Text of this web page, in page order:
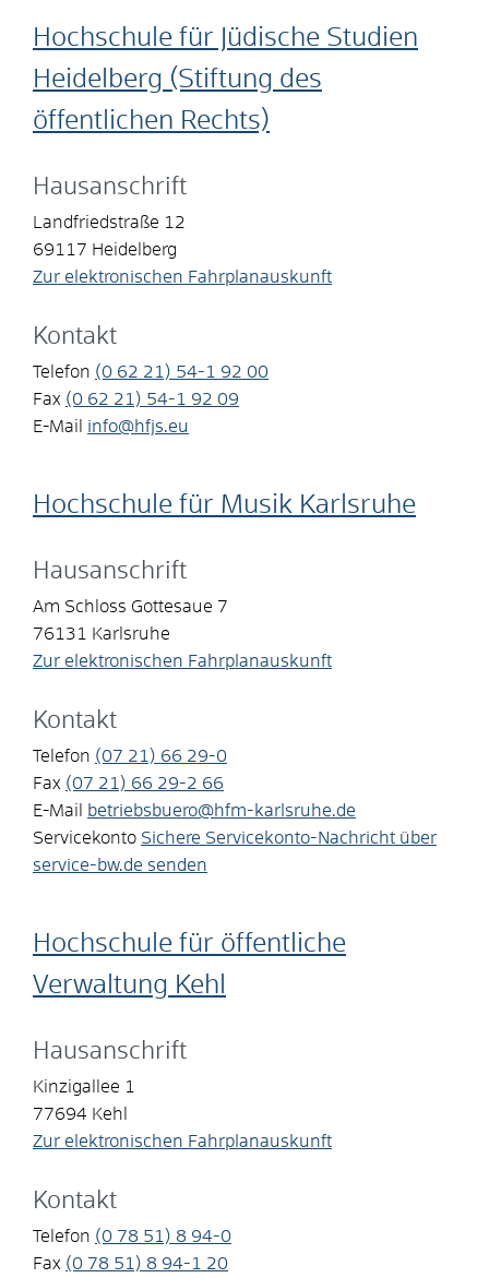
Hochschule für Jüdische Studien
Heidelberg (Stiftung des
öffentlichen Rechts)
Hausanschrift
Landfriedstraße 12
69117 Heidelberg
Zur elektronischen Fahrplanauskunft
Kontakt
Telefon (0 62 21) 54-1 92 00
Fax (0 62 21) 54-1 92 09
E-Mail
info@hfjs.eu
Hochschule für Musik Karlsruhe
Hausanschrift
Am Schloss Gottesaue 7
76131
Karlsruhe
Zur elektronischen Fahrplanauskunft
Kontakt
Telefon (07 21) 66 29-0
Fax (07 21) 66 29-2 66
E-Mail
betriebsbuero@hfm-karlsruhe.de
Servicekonto Sichere Servicekonto-Nachricht über
service-bw.de senden
Hochschule für öffentliche
Verwaltung Kehl
Hausanschrift
Kinzigallee 1
77694 Kehl
Zur elektronischen Fahrplanauskunft
Kontakt
Telefon (0 78 51) 8 94-0
Fax (0 78 51) 8 94-1 20